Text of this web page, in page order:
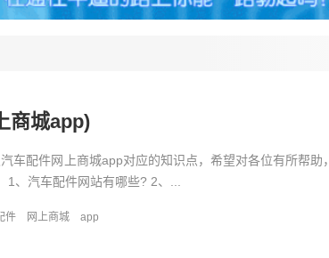
商城app)
车配件网上商城app对应的知识点，希望对各位有所帮助，
1、汽车配件网站有哪些? 2、...
件 网上商城 app